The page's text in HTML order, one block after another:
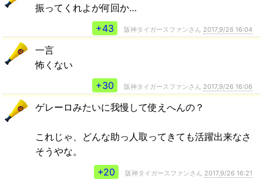
振ってくれよが何回か…
+43
阪神タイガースファンさん 2017,9/26 16:04
一言
怖くない
+30
阪神タイガースファンさん 2017,9/26 16:06
ゲレーロみたいに我慢して使えへんの？
これじゃ、どんな助っ人取ってきても活躍出来なさ
そうやな。
+20
阪神タイガースファンさん 2017,9/26 16:21